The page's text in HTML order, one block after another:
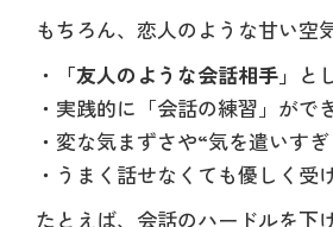
もちろん、恋人のような甘い空
・
「友人のような会話相手」 と
・実践的に「会話の練習」がで
・変な気まずさや“気を遣いす
・うまく話せなくても優しく受
たとえば、会話のハードルを